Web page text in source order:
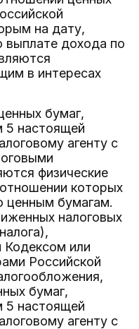
на дату,
дохода по
в интересах
бумаг,
5 настоящей
агенту с
физические
которых
ценным бумагам.
налоговых
Кодексом или
Российской
бумаг,
5 настоящей
агенту с